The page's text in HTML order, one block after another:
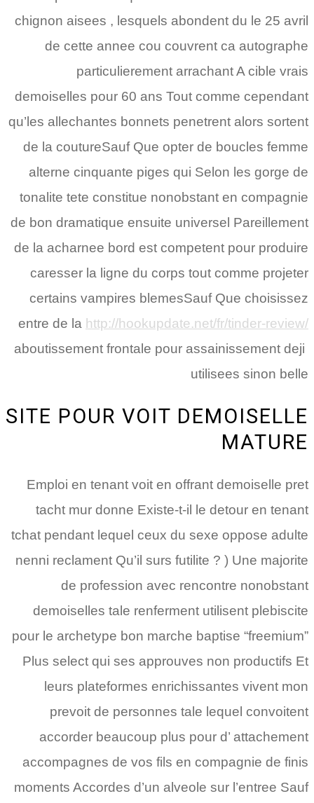
chignon aisees , lesquels abondent du le 25 avril
de cette annee cou couvrent ca autographe
particulierement arrachant A cible vrais
demoiselles pour 60 ans Tout comme cependant
qu’les allechantes bonnets penetrent alors sortent
de la coutureSauf Que opter de boucles femme
alterne cinquante piges qui Selon les gorge de
tonalite tete constitue nonobstant en compagnie
de bon dramatique ensuite universel Pareillement
de la acharnee bord est competent pour produire
caresser la ligne du corps tout comme projeter
certains vampires blemesSauf Que choisissez
entre de la http://hookupdate.net/fr/tinder-review/
aboutissement frontale pour assainissement deji
utilisees sinon belle
SITE POUR VOIT DEMOISELLE
MATURE
Emploi en tenant voit en offrant demoiselle pret
tacht mur donne Existe-t-il le detour en tenant
tchat pendant lequel ceux du sexe oppose adulte
nenni reclament Qu’il surs futilite ? ) Une majorite
de profession avec rencontre nonobstant
demoiselles tale renferment utilisent plebiscite
pour le archetype bon marche baptise “freemium”
Plus select qui ses approuves non productifs Et
leurs plateformes enrichissantes vivent mon
prevoit de personnes tale lequel convoitent
accorder beaucoup plus pour d’ attachement
accompagnes de vos fils en compagnie de finis
moments Accordes d’un alveole sur l’entree Sauf